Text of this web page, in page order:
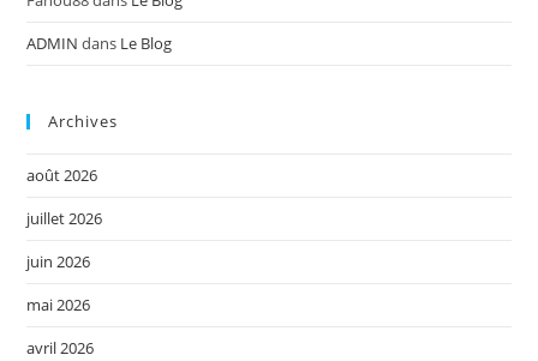
ADMIN dans Le Blog
Archives
août 2026
juillet 2026
juin 2026
mai 2026
avril 2026